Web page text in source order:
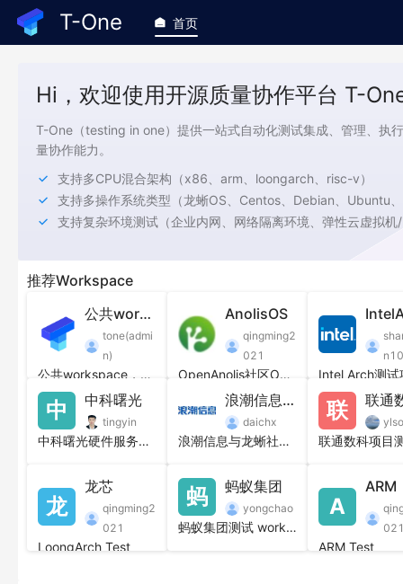
T-One 首页
Hi，欢迎使用开源质量协作平台 T-
T-One（testing in one）提供一站式自动化测试集成、管理、执
量协作能力。
支持多CPU混合架构（x86、arm、loongarch、risc-v）
T-One特色
可定制质量协作能力
多企业、多团队之间的质量协作
独立部署、分布式业务模型
基于定制工作台的数据隔离、共享能力
推荐Workspace
公共workspace
tone(admi
n)
公共workspace，对所有人开放
AnolisOS
qingming2
021
OpenAnolis社区OS测试公共空间，欢迎合作共建
n10
Intel Arch测试
中 中科曙光
tingyin
中科曙光硬件服务器和操作系统测试
浪潮信息龙蜥联合实验室
daichx
浪潮信息与龙蜥社区成立的开源实验室
联 联通
龙
龙芯
qingming2
021
LoongArch Test
蚂 蚂蚁集团
yongchao
蚂蚁集团测试 workspace
A
ARM
ARM Test